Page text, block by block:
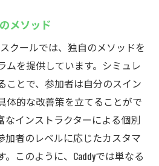
メソッド
クールでは、独自のメソッドを
ムを提供しています。シミュレ
ことで、参加者は自分のスイン
体的な改善策を立てることがで
なインストラクターによる個別
加者のレベルに応じたカスタマ
このように、Caddyでは単なる